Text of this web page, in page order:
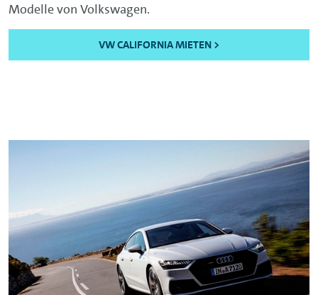
Modelle von Volkswagen.
VW CALIFORNIA MIETEN >